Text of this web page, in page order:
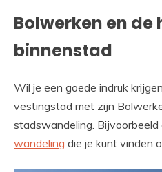
Bolwerken en de
binnenstad
Wil je een goede indruk
vestingstad met zijn
stadswandeling. Bijvoorbeeld
wandeling die je kunt vinden